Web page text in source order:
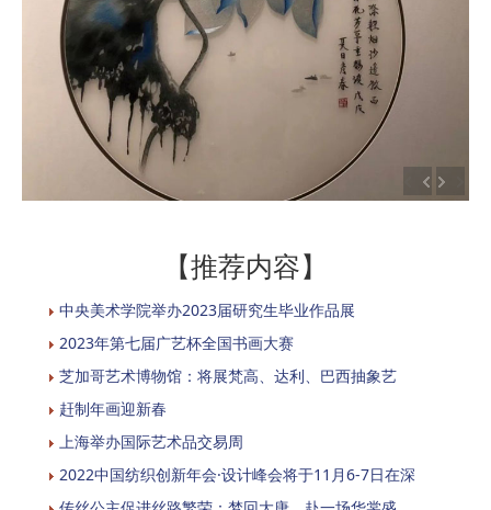
【推荐内容】
中央美术学院举办2023届研究生毕业作品展
2023年第七届广艺杯全国书画大赛
芝加哥艺术博物馆：将展梵高、达利、巴西抽象艺
赶制年画迎新春
上海举办国际艺术品交易周
2022中国纺织创新年会·设计峰会将于11月6-7日在深